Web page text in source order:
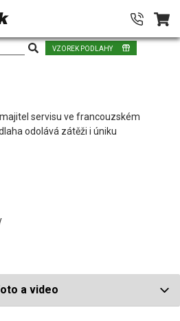
VZOREK PODLAHY
servisu ve francouzském
odolává zátěži i úniku
a video